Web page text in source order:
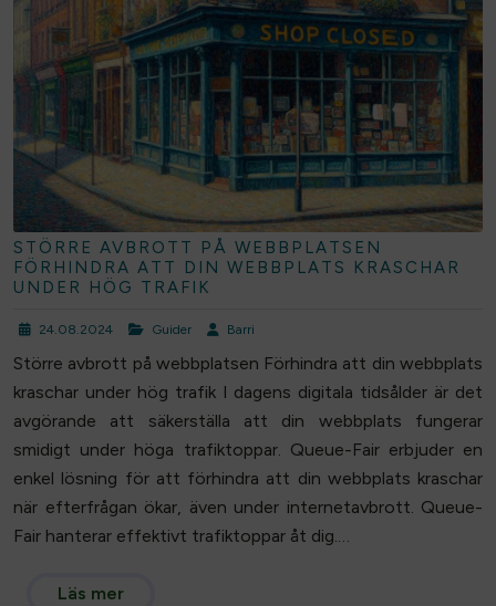
STÖRRE AVBROTT PÅ WEBBPLATSEN
FÖRHINDRA ATT DIN WEBBPLATS KRASCHAR
UNDER HÖG TRAFIK
24.08.2024 Guider Barri
Större avbrott på webbplatsen Förhindra att din webbplats
kraschar under hög trafik I dagens digitala tidsålder är det
avgörande att säkerställa att din webbplats fungerar
smidigt under höga trafiktoppar. Queue-Fair erbjuder en
enkel lösning för att förhindra att din webbplats kraschar
när efterfrågan ökar, även under internetavbrott. Queue-
Fair hanterar effektivt trafiktoppar åt dig.…
Läs mer